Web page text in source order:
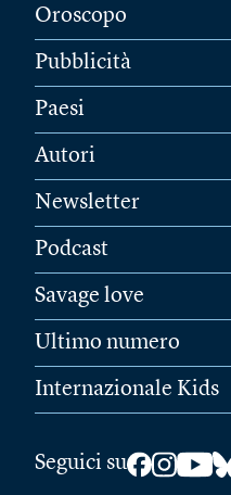
Oroscopo
Pubblicità
Paesi
Autori
Newsletter
Podcast
Savage love
Ultimo numero
Internazionale Kids
Seguici su